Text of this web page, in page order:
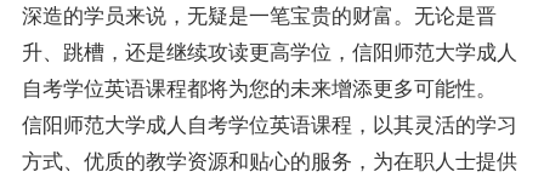
深造的学员来说，无疑是一笔宝贵的财富。无论是晋
升、跳槽，还是继续攻读更高学位，信阳师范大学成人
自考学位英语课程都将为您的未来增添更多可能性。
信阳师范大学成人自考学位英语课程，以其灵活的学习
方式、优质的教学资源和贴心的服务，为在职人士提供